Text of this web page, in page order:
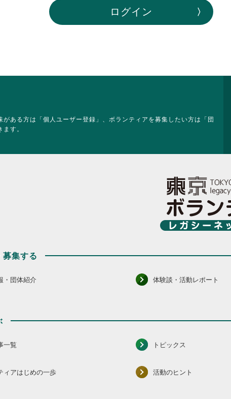
おもてなし語学ボランティアログイン
がある方は「個人ユーザー登録」、ボランティアを募集したい方は「団
す。
募集する
・団体紹介 体験談・活動レポート
一覧 トピックス
ィアはじめの一歩 活動のヒント